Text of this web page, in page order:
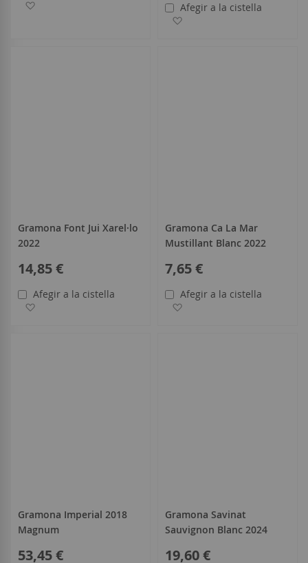
Afegir a la cistella
Gramona Font Jui Xarel·lo
2022
14,85 €
Afegir a la cistella
Gramona Ca La Mar
Mustillant Blanc 2022
7,65 €
Afegir a la cistella
Gramona Imperial 2018
Magnum
53,45 €
Gramona Savinat
Sauvignon Blanc 2024
19,60 €